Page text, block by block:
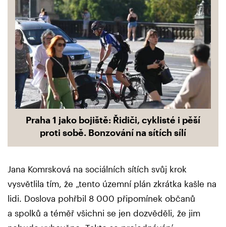
Praha 1 jako bojiště: Řidiči, cyklisté i pěší
proti sobě. Bonzování na sítích sílí
Jana Komrsková na sociálních sítích svůj krok
vysvětlila tím, že „tento územní plán zkrátka kašle na
lidi. Doslova pohřbil 8 000 připomínek občanů
a spolků a téměř všichni se jen dozvěděli, že jim